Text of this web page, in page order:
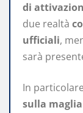
di
due realtà
ufficiali,
sarà
In
sulla